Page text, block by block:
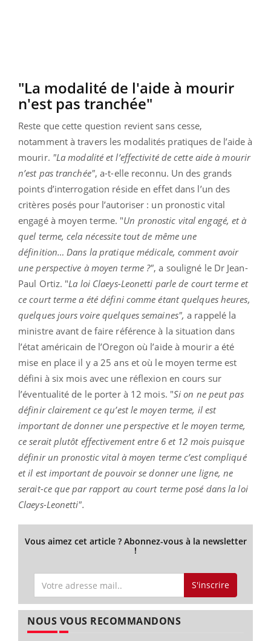
"La modalité de l'aide à mourir
n'est pas tranchée"
Reste que cette question revient sans cesse,
notamment à travers les modalités pratiques de l’aide à
mourir. "La modalité et l’effectivité de cette aide à mourir
n’est pas tranchée", a-t-elle reconnu. Un des grands
points d’interrogation réside en effet dans l’un des
critères posés pour l’autoriser : un pronostic vital
engagé à moyen terme. "Un pronostic vital engagé, et à
quel terme, cela nécessite tout de même une
définition… Dans la pratique médicale, comment avoir
une perspective à moyen terme ?", a souligné le Dr Jean-
Paul Ortiz. "La loi Claeys-Leonetti parle de court terme et
ce court terme a été défini comme étant quelques heures,
quelques jours voire quelques semaines", a rappelé la
ministre avant de faire référence à la situation dans
l’état américain de l’Oregon où l’aide à mourir a été
mise en place il y a 25 ans et où le moyen terme est
défini à six mois avec une réflexion en cours sur
l’éventualité de le porter à 12 mois. "Si on ne peut pas
définir clairement ce qu’est le moyen terme, il est
important de donner une perspective et le moyen terme,
ce serait plutôt effectivement entre 6 et 12 mois puisque
définir un pronostic vital à moyen terme c’est compliqué
et il est important de pouvoir se donner une ligne, ne
serait-ce que par rapport au court terme posé dans la loi
Claeys-Leonetti".
Vous aimez cet article ? Abonnez-vous à la newsletter
!
S'inscrire
NOUS VOUS RECOMMANDONS